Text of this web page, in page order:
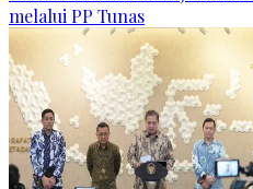
melalui PP Tunas